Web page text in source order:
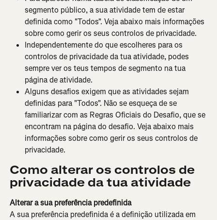
segmento público, a sua atividade tem de estar
definida como "Todos". Veja abaixo mais informações
sobre como gerir os seus controlos de privacidade.
Independentemente do que escolheres para os
controlos de privacidade da tua atividade, podes
sempre ver os teus tempos de segmento na tua
página de atividade.
Alguns desafios exigem que as atividades sejam
definidas para "Todos". Não se esqueça de se
familiarizar com as Regras Oficiais do Desafio, que se
encontram na página do desafio. Veja abaixo mais
informações sobre como gerir os seus controlos de
privacidade.
Como alterar os controlos de
privacidade da tua atividade
Alterar a sua preferência predefinida
A sua preferência predefinida é a definição utilizada em